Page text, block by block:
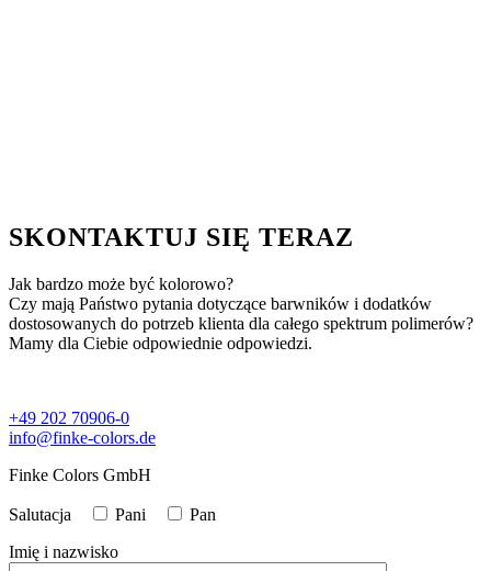
SKONTAKTUJ SIĘ TERAZ
Jak bardzo może być kolorowo?
Czy mają Państwo pytania dotyczące barwników i dodatków
dostosowanych do potrzeb klienta dla całego spektrum polimerów?
Mamy dla Ciebie odpowiednie odpowiedzi.
+49 202 70906-0
info@finke-colors.de
Finke Colors GmbH
Salutacja Pani
Pan
Imię i nazwisko